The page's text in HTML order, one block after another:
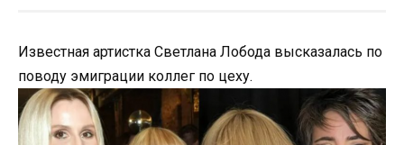
Известная артистка Светлана Лобода высказалась по
поводу эмиграции коллег по цеху.